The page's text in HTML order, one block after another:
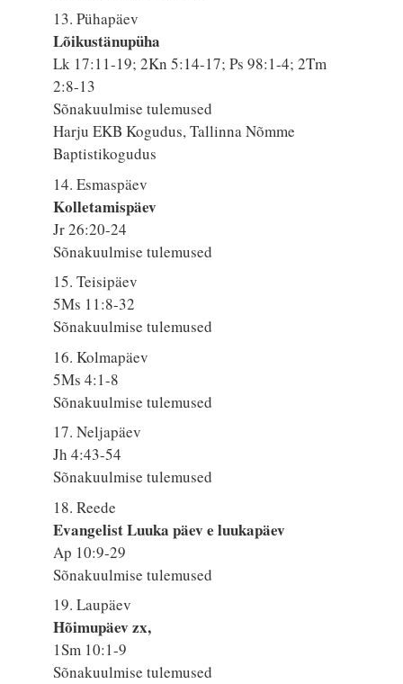
13. Pühapäev
Lõikustänupüha
Lk 17:11-19; 2Kn 5:14-17; Ps 98:1-4; 2Tm
2:8-13
Sõnakuulmise tulemused
Harju EKB Kogudus, Tallinna Nõmme
Baptistikogudus
14. Esmaspäev
Kolletamispäev
Jr 26:20-24
Sõnakuulmise tulemused
15. Teisipäev
5Ms 11:8-32
Sõnakuulmise tulemused
16. Kolmapäev
5Ms 4:1-8
Sõnakuulmise tulemused
17. Neljapäev
Jh 4:43-54
Sõnakuulmise tulemused
18. Reede
Evangelist Luuka päev e luukapäev
Ap 10:9-29
Sõnakuulmise tulemused
19. Laupäev
Hõimupäev zx,
1Sm 10:1-9
Sõnakuulmise tulemused